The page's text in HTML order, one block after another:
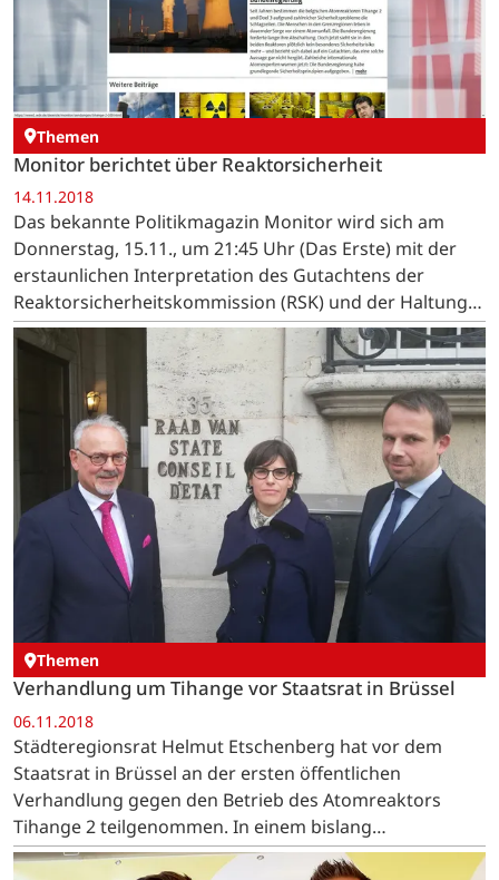
Themen
Monitor berichtet über Reaktorsicherheit
14.11.2018
Das bekannte Politikmagazin Monitor wird sich am
Donnerstag, 15.11., um 21:45 Uhr (Das Erste) mit der
erstaunlichen Interpretation des Gutachtens der
Reaktorsicherheitskommission (RSK) und der Haltung
der Bunderegierung beschäftigen.
Themen
Verhandlung um Tihange vor Staatsrat in Brüssel
06.11.2018
Städteregionsrat Helmut Etschenberg hat vor dem
Staatsrat in Brüssel an der ersten öffentlichen
Verhandlung gegen den Betrieb des Atomreaktors
Tihange 2 teilgenommen. In einem bislang
beispiellosen Verfahren trägt die StädteRegion Aachen